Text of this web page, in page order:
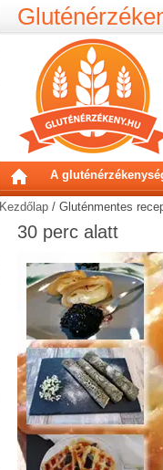
A
Kezdőlap / Gluténmentes
30 perc alatt